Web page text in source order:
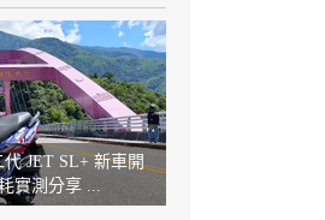
JET SL+ 新車開
實測分享 ...